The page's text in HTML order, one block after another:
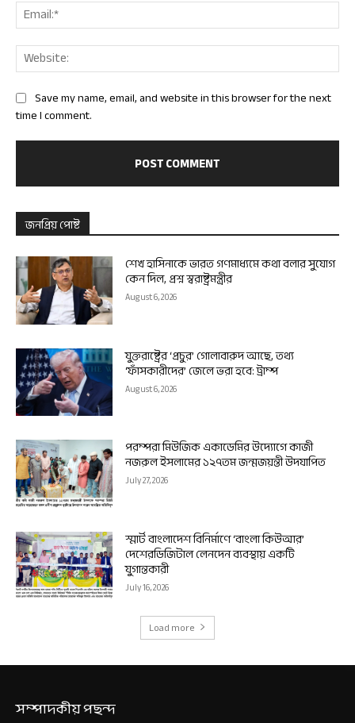
Save my name, email, and website in this browser for the next
time I comment.
জনপ্রিয় পোষ্ট
শেখ হাসিনাকে ভারত গণমাধ্যমে কথা বলার সুযোগ
কেন দিল, প্রশ্ন স্বরাষ্ট্রমন্ত্রীর
August 6, 2026
যুক্তরাষ্ট্রের ‘প্রচুর’ গোলাবারুদ আছে, তথ্য
‘ফাঁসকারীদের’ জেলে ভরা হবে: ট্রাম্প
August 6, 2026
পরম্পরা মিউজিক একাডেমির উদ্যোগে কাজী
নজরুল ইসলামের ১২৭তম জন্মজয়ন্তী উদযাপিত
July 27, 2026
স্মার্ট বাংলাদেশ বিনির্মাণে ‘বাংলা কিউআর’
দেশেরডিজিটাল লেনদেন ব্যবস্থায় একটি
যুগান্তকারী
July 16, 2026
Load more
সম্পাদকীয় পছন্দ